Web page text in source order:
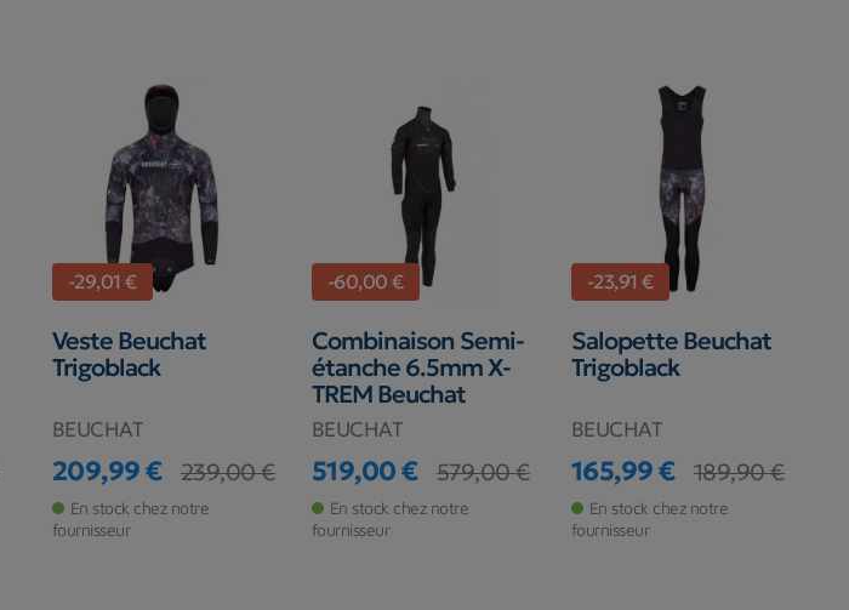
-29,01 €
Veste Beuchat
Trigoblack
BEUCHAT
Prix
209,99 €
Prix de base
239,00 €
En stock chez notre
fournisseur
-60,00 €
Combinaison Semi-
étanche 6.5mm X-
TREM Beuchat
BEUCHAT
Prix
519,00 €
Prix de base
579,00 €
En stock chez notre
fournisseur
-23,91 €
Salopette Beuchat
Trigoblack
BEUCHAT
Prix
165,99 €
Prix de base
189,90 €
En stock chez notre
fournisseur